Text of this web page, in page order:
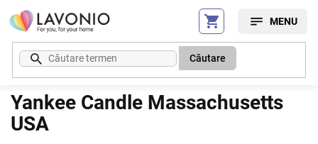
Treci
conținut
Căutare
Yankee Candle Massachusetts
USA